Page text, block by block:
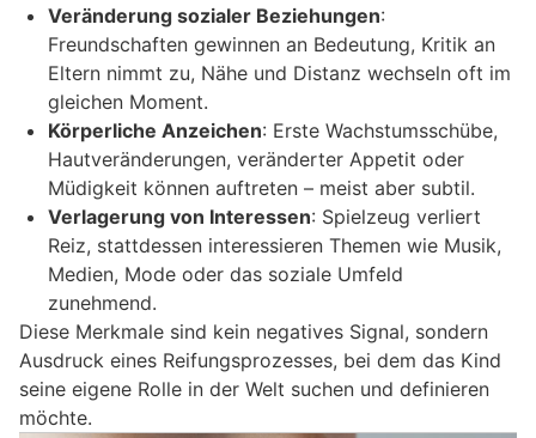
Veränderung sozialer Beziehungen:
Freundschaften gewinnen an Bedeutung, Kritik an
Eltern nimmt zu, Nähe und Distanz wechseln oft im
gleichen Moment.
Körperliche Anzeichen: Erste Wachstumsschübe,
Hautveränderungen, veränderter Appetit oder
Müdigkeit können auftreten – meist aber subtil.
Verlagerung von Interessen: Spielzeug verliert
Reiz, stattdessen interessieren Themen wie Musik,
Medien, Mode oder das soziale Umfeld
zunehmend.
Diese Merkmale sind kein negatives Signal, sondern
Ausdruck eines Reifungsprozesses, bei dem das Kind
seine eigene Rolle in der Welt suchen und definieren
möchte.